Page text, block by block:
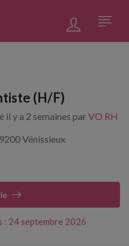
(H/F)
il y a 2 semaines parVO RH
Vénissieux
: 24 septembre 2026